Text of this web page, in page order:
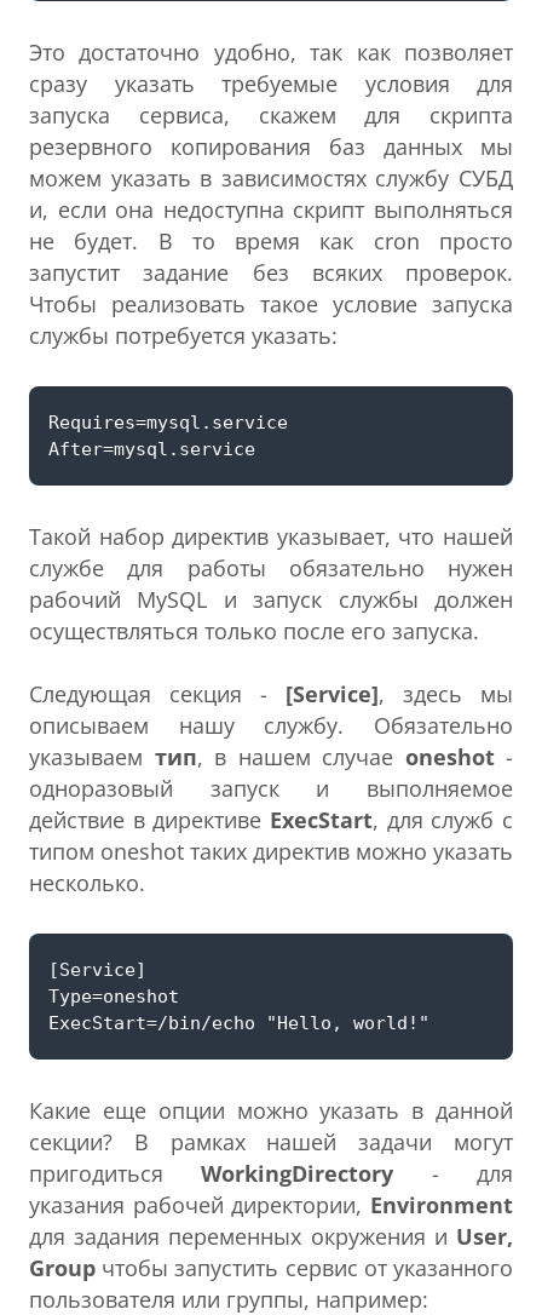
Это достаточно удобно, так как позволяет
сразу указать требуемые условия для
запуска сервиса, скажем для скрипта
резервного копирования баз данных мы
можем указать в зависимостях службу СУБД
и, если она недоступна скрипт выполняться
не будет. В то время как cron просто
запустит задание без всяких проверок.
Чтобы реализовать такое условие запуска
службы потребуется указать:
Такой набор директив указывает, что нашей
службе для работы обязательно нужен
рабочий MySQL и запуск службы должен
осуществляться только после его запуска.
Следующая секция - [Service], здесь мы
описываем нашу службу. Обязательно
указываем тип, в нашем случае oneshot-
одноразовый запуск и выполняемое
действие в директиве ExecStart, для служб с
типом oneshot таких директив можно указать
несколько.
Какие еще опции можно указать в данной
секции? В рамках нашей задачи могут
пригодитьсяWorkingDirectory - для
указания рабочей директории, Environment
для задания переменных окружения и User,
Group чтобы запустить сервис от указанного
пользователя или группы, например: